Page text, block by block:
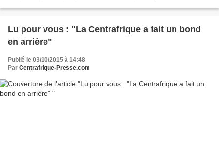
Lu pour vous : "La Centrafrique a fait un bond
en arrière"
Publié le 03/10/2015 à 14:48
Par Centrafrique-Presse.com